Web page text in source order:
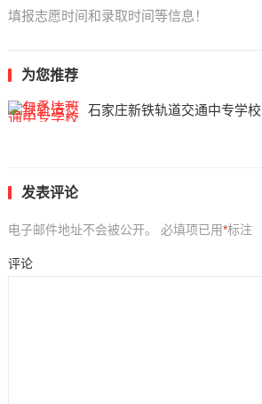
填报志愿时间和录取时间等信息！
为您推荐
石家庄新铁轨道交通中专学校
发表评论
电子邮件地址不会被公开。 必填项已用*标注
评论